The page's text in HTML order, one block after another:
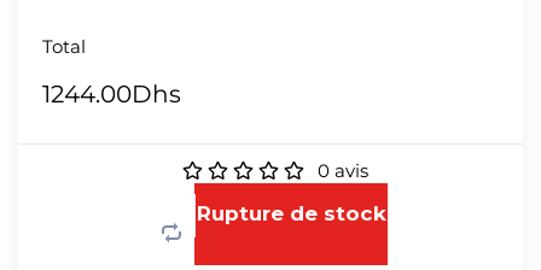
Total
1244.00Dhs
0avis
Rupture de stock